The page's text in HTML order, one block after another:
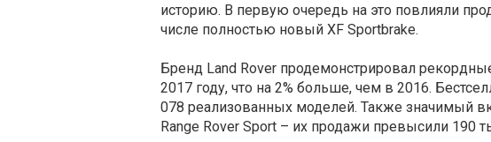
историю. В первую очередь на это повлияли
числе полностью новый XF Sportbrake.
Бренд Land Rover продемонстрировал
2017 году, что на 2% больше, чем в 2016.
078 реализованных моделей. Также значимый
Range Rover Sport – их продажи превысили 190